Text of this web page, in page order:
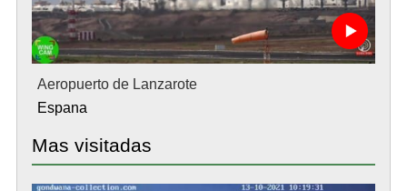
Aeropuerto de Lanzarote
Espana
Mas visitadas